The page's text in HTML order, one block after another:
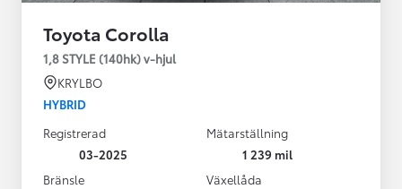
Toyota Corolla
1,8 STYLE (140hk) v-hjul
KRYLBO
HYBRID
Registrerad
03-2025
Mätarställning
1 239 mil
Bränsle
Växellåda